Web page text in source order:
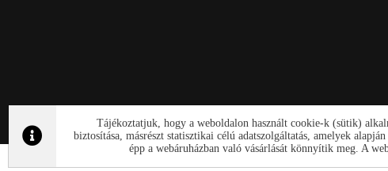
Tájékoztatjuk, hogy a weboldalon használt cookie-k (sütik)
biztosítása, másrészt statisztikai célú adatszolgáltatás, amelyek
épp a webáruházban való vásárlását könnyítik meg. A